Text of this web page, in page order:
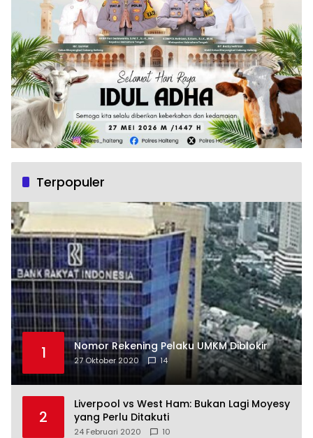
Terpopuler
1 Nomor Rekening Pelaku UMKM Diblokir
27 Oktober 2020 14
2
Liverpool vs West Ham: Bukan Lagi Moyesy
yang Perlu Ditakuti
24 Februari 2020 10